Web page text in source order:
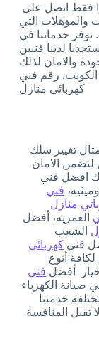
فقط اتصل على
والمؤهلات التي
نوفر خدماتنا في
لدينا فنيين
والامان لذلك
الكويت. رقم فني
كهربائي منازل
تغيير سلك
الامان
افضل فني
فني
منازل
العمريه، أفضل
الشعب
فني كهربائي
أنوع
خيار أفضل فني
صيانة الكهرباء
خدمتنا
تقبل المنافسة